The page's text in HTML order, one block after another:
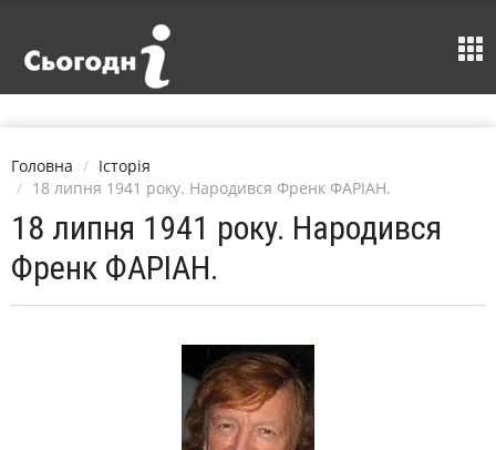
Головна
Історія
18 липня 1941 року. Народився Френк ФАРІАН.
18 липня 1941 року. Народився
Френк ФАРІАН.